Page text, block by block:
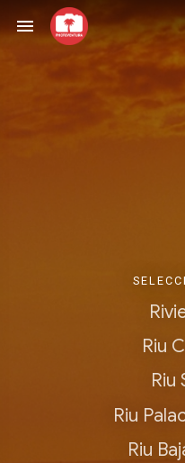
menu
Riu
Riu
Riu
Riu